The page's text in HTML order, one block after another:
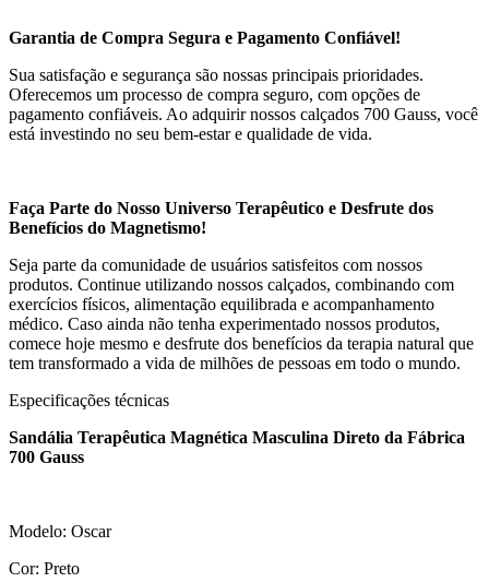
Garantia de Compra Segura e Pagamento Confiável!
Sua satisfação e segurança são nossas principais prioridades.
Oferecemos um processo de compra seguro, com opções de
pagamento confiáveis. Ao adquirir nossos calçados 700 Gauss, você
está investindo no seu bem-estar e qualidade de vida.
Faça Parte do Nosso Universo Terapêutico e Desfrute dos
Benefícios do Magnetismo!
Seja parte da comunidade de usuários satisfeitos com nossos
produtos. Continue utilizando nossos calçados, combinando com
exercícios físicos, alimentação equilibrada e acompanhamento
médico. Caso ainda não tenha experimentado nossos produtos,
comece hoje mesmo e desfrute dos benefícios da terapia natural que
tem transformado a vida de milhões de pessoas em todo o mundo.
Especificações técnicas
Sandália Terapêutica Magnética Masculina Direto da Fábrica
700 Gauss
Modelo: Oscar
Cor: Preto